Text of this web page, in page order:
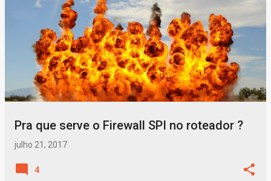
Pra que serve o Firewall SPI no roteador ?
julho 21, 2017
4